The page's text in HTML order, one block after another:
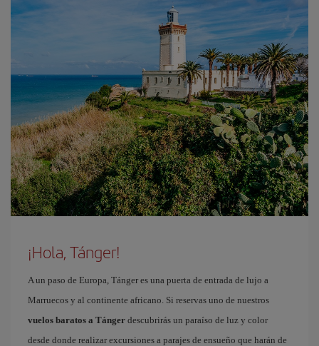
¡Hola, Tánger!
A un paso de Europa, Tánger es una puerta de entrada de lujo a
Marruecos y al continente africano. Si reservas uno de nuestros
vuelos baratos a Tánger descubrirás un paraíso de luz y color
desde donde realizar excursiones a parajes de ensueño que harán de